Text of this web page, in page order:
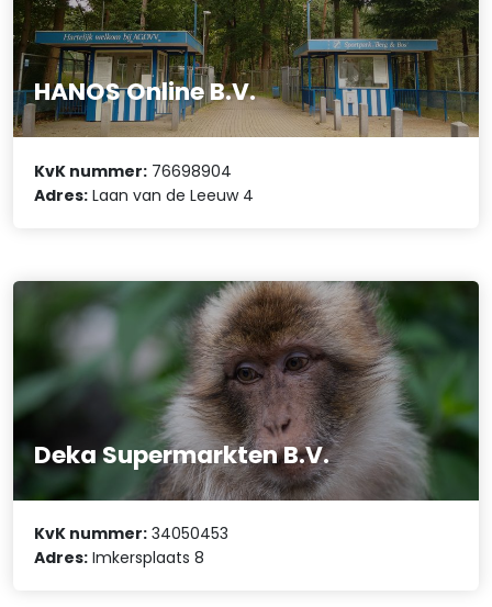
HANOS Online B.V.
KvK nummer: 76698904
Adres: Laan van de Leeuw 4
Deka Supermarkten B.V.
KvK nummer: 34050453
Adres: Imkersplaats 8